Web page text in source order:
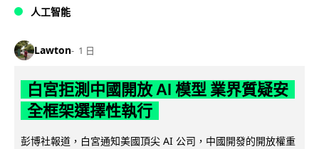
人工智能
Lawton 1 日
白宮拒測中國開放 AI 模型 業界質疑安
全框架選擇性執行
彭博社報道，白宮通知美國頂尖 AI 公司，中國開發的開放權重